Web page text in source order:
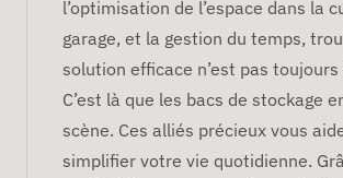
l’optimisation de l’espace dans la
garage, et la gestion du temps,
solution efficace n’est pas toujours
C’est là que les bacs de stockage
scène. Ces alliés précieux vous
simplifier votre vie quotidienne.